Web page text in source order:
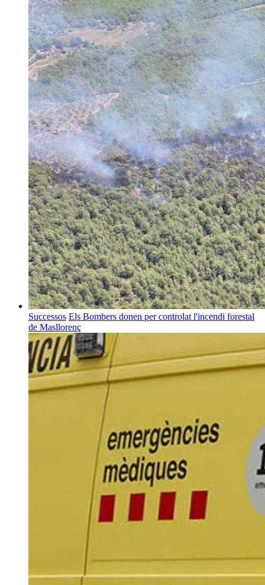
Successos Els Bombers donen per controlat l'incendi forestal
de Masllorenç